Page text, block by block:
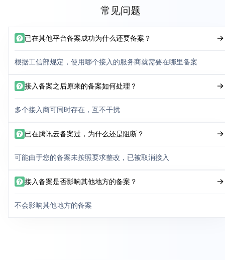
常见问题
已在其他平台备案成功为什么还要备案？
根据工信部规定，使用哪个接入的服务商就需要在哪里备案
接入备案之后原来的备案如何处理？
多个接入商可同时存在，互不干扰
已在腾讯云备案过，为什么还是阻断？
可能由于您的备案未按照要求整改，已被取消接入
接入备案是否影响其他地方的备案？
不会影响其他地方的备案